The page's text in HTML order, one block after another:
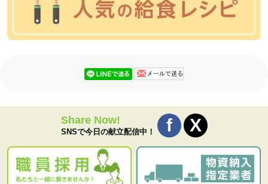
Share Now!
SNSで今日の献立配信中！